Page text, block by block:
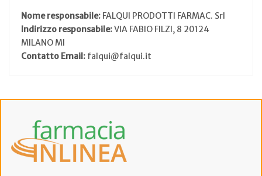
Nome responsabile: FALQUI PRODOTTI FARMAC. Srl
Indirizzo responsabile:VIA FABIO FILZI, 8 20124
MILANO MI
Contatto Email: falqui@falqui.it